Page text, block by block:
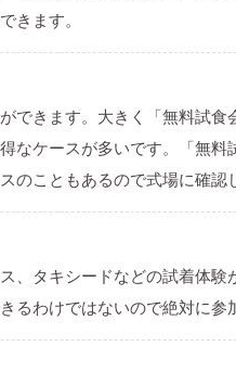
きます。
できます。大きく「無料試
なケースが多いです。「無
のこともあるので式場に確認
、タキシードなどの試着体
るわけではないので絶対に